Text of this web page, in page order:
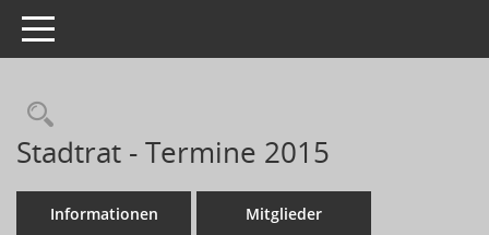
Toggle navigation
Stadtrat - Termine 2015
Informationen Mitglieder